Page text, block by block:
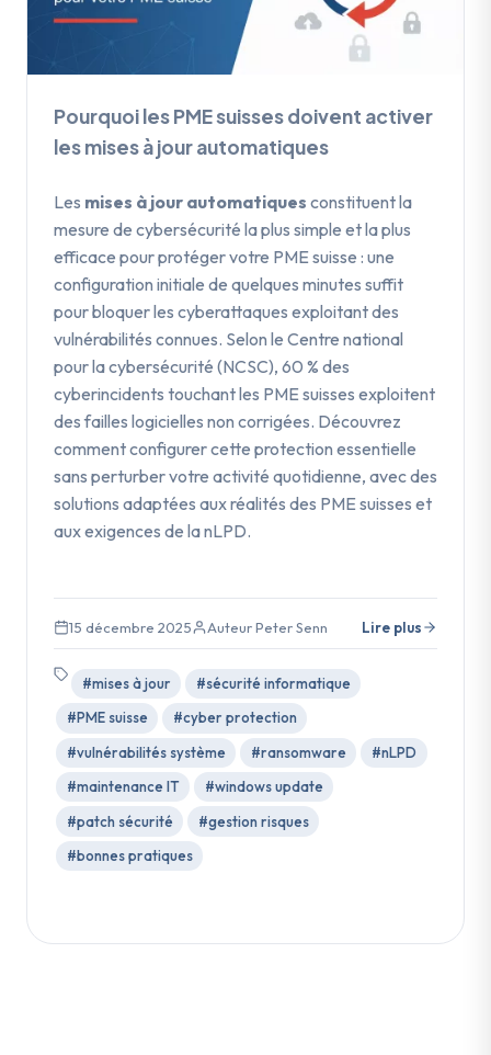
Pourquoi les PME suisses doivent activer
les mises à jour automatiques
Les mises à jour automatiques constituent la
mesure de cybersécurité la plus simple et la plus
efficace pour protéger votre PME suisse : une
configuration initiale de quelques minutes suffit
pour bloquer les cyberattaques exploitant des
vulnérabilités connues. Selon le Centre national
pour la cybersécurité (NCSC), 60 % des
cyberincidents touchant les PME suisses exploitent
des failles logicielles non corrigées. Découvrez
comment configurer cette protection essentielle
sans perturber votre activité quotidienne, avec des
solutions adaptées aux réalités des PME suisses et
aux exigences de la nLPD.
15 décembre 2025 Auteur Peter Senn Lire plus
#mises à jour
#sécurité informatique
#PME suisse
#cyber protection
#vulnérabilités système
#ransomware
#nLPD
#maintenance IT
#windows update
#patch sécurité
#gestion risques
#bonnes pratiques